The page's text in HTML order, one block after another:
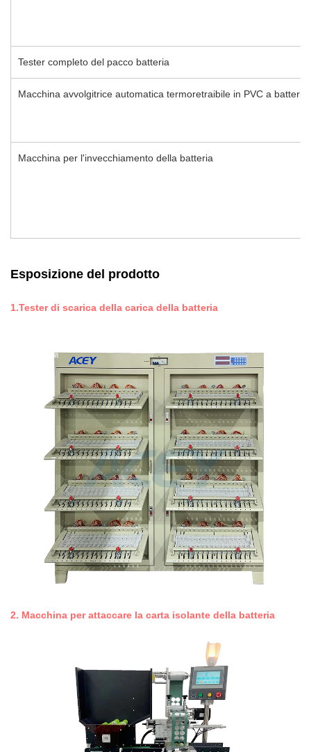
Tester completo del pacco batteria
Macchina avvolgitrice automatica termoretraibile in PVC a batteria
Macchina per l'invecchiamento della batteria
Esposizione del prodotto
1.Tester di scarica della carica della batteria
2. Macchina per attaccare la carta isolante della batteria